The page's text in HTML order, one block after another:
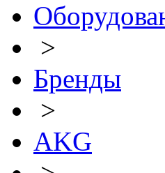
>
Бренды
>
AKG